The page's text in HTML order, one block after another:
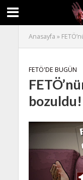
Anasayfa »
FETÖ'DE BUGÜN
bozuldu!